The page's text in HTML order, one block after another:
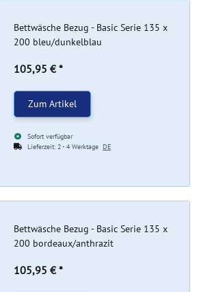
Bettwäsche Bezug - Basic Serie 135 x
200 bleu/dunkelblau
105,95 € *
Zum Artikel
Sofort verfügbar
Lieferzeit:2 - 4 WerktageDE
Bettwäsche Bezug - Basic Serie 135 x
200 bordeaux/anthrazit
105,95 € *